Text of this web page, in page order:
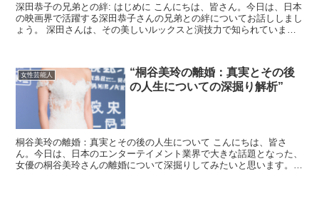
深田恭子の兄弟との絆: はじめに こんにちは、皆さん。今日は、日本
の映画界で活躍する深田恭子さんの兄弟との絆についてお話ししまし
ょう。 深田さんは、その美しいルックスと演技力で知られています
女性芸能人
“桐谷美玲の離婚：真実とその後
の人生についての深掘り解析”
桐谷美玲の離婚：真実とその後の人生について こんにちは、皆さ
ん。今日は、日本のエンターテイメント業界で大きな話題となった、
女優の桐谷美玲さんの離婚について深掘りしてみたいと思います。